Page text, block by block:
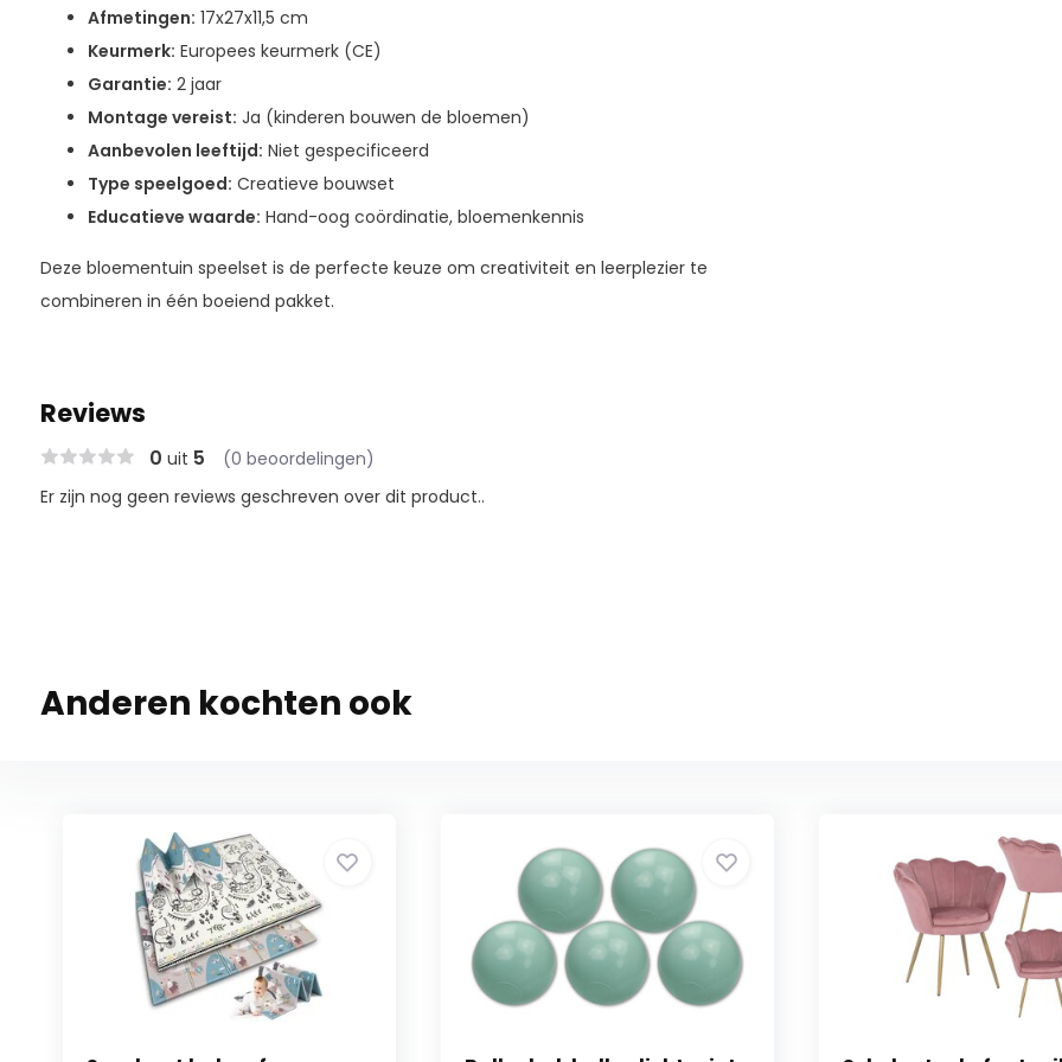
Afmetingen: 17x27x11,5 cm
Keurmerk: Europees keurmerk (CE)
Garantie: 2 jaar
Montage vereist: Ja (kinderen bouwen de bloemen)
Aanbevolen leeftijd: Niet gespecificeerd
Type speelgoed: Creatieve bouwset
Educatieve waarde: Hand-oog coördinatie, bloemenkennis
Deze bloementuin speelset is de perfecte keuze om creativiteit en leerplezier te
combineren in één boeiend pakket.
Reviews
0 uit 5 (0 beoordelingen)
Er zijn nog geen reviews geschreven over dit product..
Anderen kochten ook